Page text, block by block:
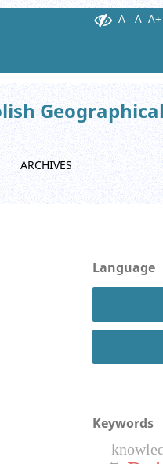
ARCHIVES
A- A A+
Language
Keywords